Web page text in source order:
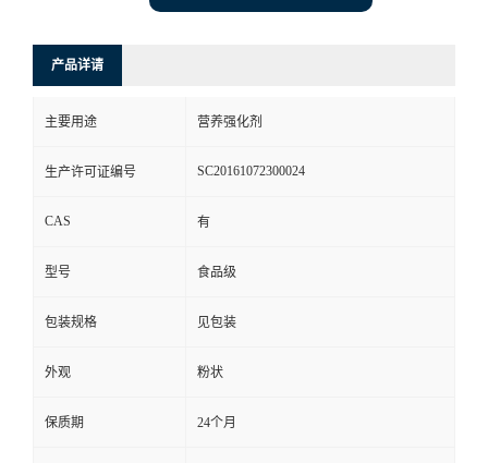
产品详请
主要用途 营养强化剂
生产许可证编号 SC20161072300024
CAS 有
型号 食品级
包装规格 见包装
外观 粉状
保质期 24个月